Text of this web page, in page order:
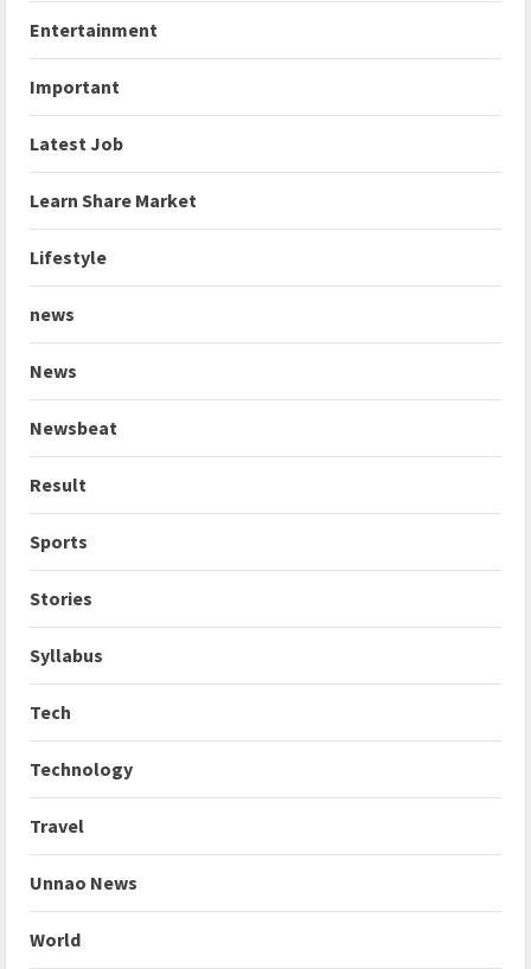
Entertainment
Important
Latest Job
Learn Share Market
Lifestyle
news
News
Newsbeat
Result
Sports
Stories
Syllabus
Tech
Technology
Travel
Unnao News
World